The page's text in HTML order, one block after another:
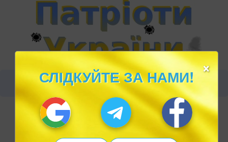
×
СЛІДКУЙТЕ ЗА НАМИ!